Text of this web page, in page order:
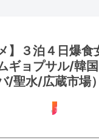
メ】３泊４日爆
ギョプサル/韓
/聖水/広蔵市場）
女子旅